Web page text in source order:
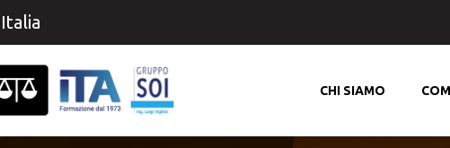
CHI SIAMO